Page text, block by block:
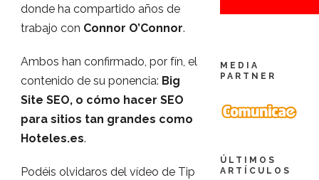
donde ha compartido años de
trabajo con Connor O’Connor.
Ambos han confirmado, por fín, el
contenido de su ponencia: Big
Site SEO, o cómo hacer SEO
para sitios tan grandes como
Hoteles.es.
Podéis olvidaros del vídeo de Tip
MEDIA
PARTNER
ÚLTIMOS
ARTÍCULOS